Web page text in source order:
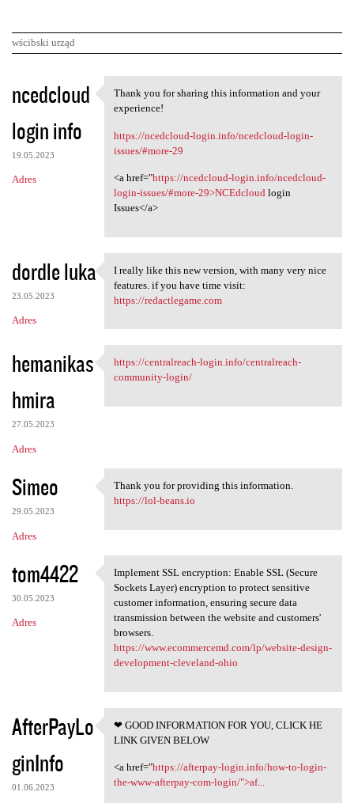
wścibski urząd
K
o
m
e
n
z
e
ncedcloud
login info
19.05.2023
Adres
Thank you for sharing this
Thank you for sharing this information and your
experience!
https://ncedcloud-login.info/ncedcloud-login-
issues/#more-29
<a href="https://ncedcloud-login.info/ncedcloud-
login-issues/#more-29>NCEdcloudlogin
Issues</a>
dordle luka
23.05.2023
Adres
I really like this new
I really like this new version, with many very nice
features. if you have time visit:
https://redactlegame.com
hemanikas
hmira
27.05.2023
Adres
https://centralreach-login
https://centralreach-login.info/centralreach-
community-login/
Simeo
29.05.2023
Adres
Thank you for providing this
Thank you for providing this information.
https://lol-beans.io
tom4422
30.05.2023
Adres
Implement SSL encryption:
Implement SSL encryption: Enable SSL (Secure
Sockets Layer) encryption to protect sensitive
customer information, ensuring secure data
transmission between the website and customers'
browsers.
https://www.ecommercemd.com/lp/website-design-
development-cleveland-ohio
AfterPayLo
ginInfo
01.06.2023
❤ GOOD INFORMATION FOR YOU,
❤ GOOD INFORMATION FOR YOU, CLICK HE
LINK GIVEN BELOW
<a href="https://afterpay-login.info/how-to-login-
the-www-afterpay-com-login/">af...